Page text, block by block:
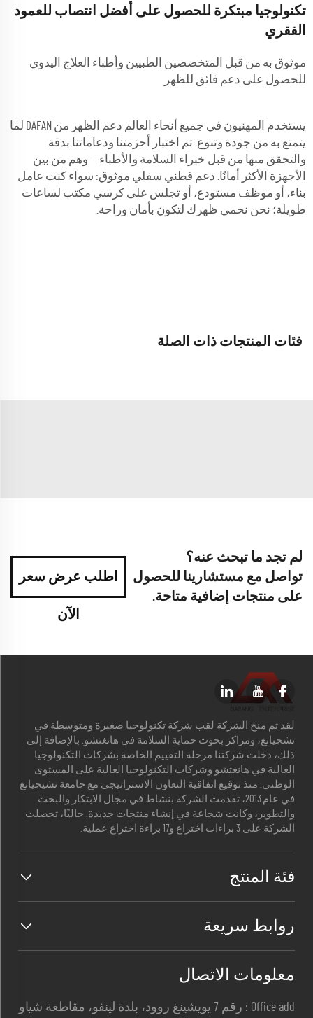
تكنولوجيا مبتكرة للحصول على أفضل انتصاب للعمود
الفقري
موثوق به من قبل المتخصصين الطبيين وأطباء العلاج اليدوي
للحصول على دعم فائق للظهر
يستخدم المهنيون في جميع أنحاء العالم دعم الظهر من DAFAN لما
يتمتع به من جودة وتنوع. تم اختبار أحزمتنا ودعاماتنا بدقة
والتحقق منها من قبل خبراء السلامة والأطباء — وهم من بين
الأجهزة الأكثر أمانًا. دعم قطني سفلي موثوق: سواء كنت عامل
بناء، أو موظف مستودع، أو تجلس على كرسي مكتب لساعات
طويلة؛ نحن نحمي ظهرك لتكون بأمان وراحة.
فئات المنتجات ذات الصلة
لم تجد ما تبحث عنه؟
تواصل مع مستشارينا للحصول
على منتجات إضافية متاحة.
اطلب عرض سعر
الآن
لقد تم منح الشركة لقب شركة تكنولوجيا صغيرة ومتوسطة في
تشجيانغ، ومراكز بحوث حماية السلامة في هانغتشو. بالإضافة إلى
ذلك، دخلت شركتنا مرحلة التقييم الخاصة بشركات التكنولوجيا
العالية في هانغتشو وشركات التكنولوجيا العالية على المستوى
الوطني. منذ توقيع اتفاقية التعاون الاستراتيجي مع جامعة تشيجيانغ
في عام 2013، تقدمت الشركة بنشاط في مجال الابتكار والبحث
والتطوير، وكانت شجاعة في إنشاء منتجات جديدة. حاليًا، تحصلت
الشركة على 3 براءات اختراع و17 براءة اختراع عملية.
فئة المنتج
روابط سريعة
معلومات الاتصال
Office add : رقم 7 يويشينغ روود، بلدة لينفو، مقاطعة شياو